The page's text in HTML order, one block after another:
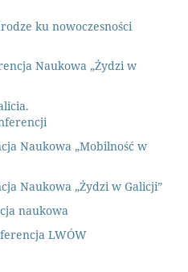
ku nowoczesności
Naukowa „Żydzi w
Naukowa „Mobilność w
Naukowa „Żydzi w Galicji”
naukowa
LWÓW